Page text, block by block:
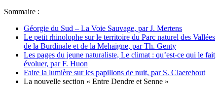
Sommaire :
Géorgie du Sud – La Voie Sauvage, par J. Mertens
Le petit rhinolophe sur le territoire du Parc naturel des Vallées
de la Burdinale et de la Mehaigne, par Th. Genty
Les pages du jeune naturaliste, Le climat : qu’est-ce qui le fait
évoluer, par F. Huon
Faire la lumière sur les papillons de nuit, par S. Claerebout
La nouvelle section « Entre Dendre et Senne »